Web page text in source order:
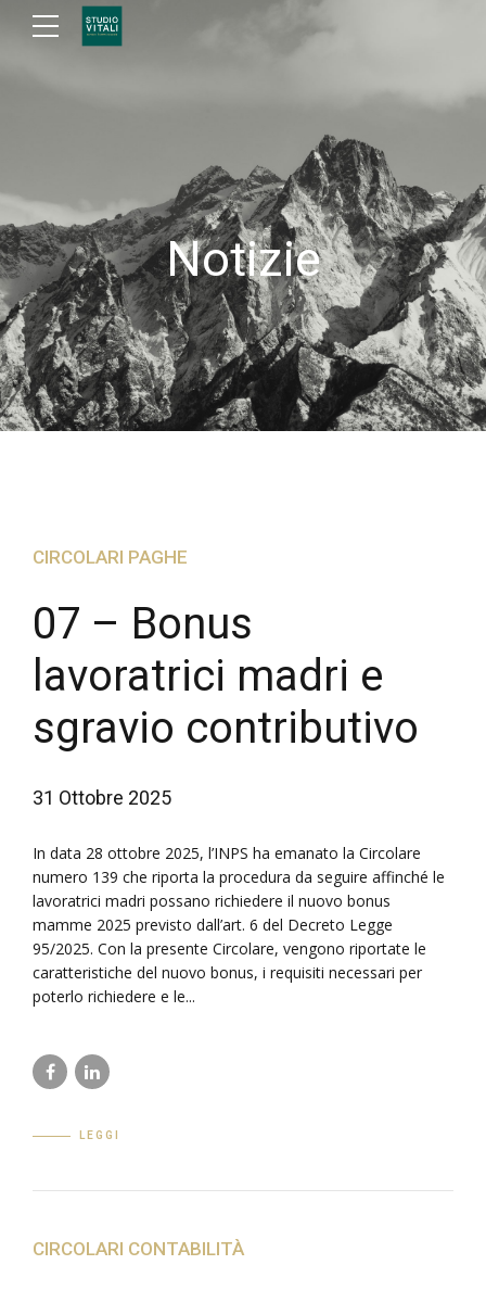
Notizie
CIRCOLARI PAGHE
07 – Bonus
lavoratrici madri e
sgravio contributivo
31 Ottobre 2025
In data 28 ottobre 2025, l’INPS ha emanato la Circolare
numero 139 che riporta la procedura da seguire affinché le
lavoratrici madri possano richiedere il nuovo bonus
mamme 2025 previsto dall’art. 6 del Decreto Legge
95/2025. Con la presente Circolare, vengono riportate le
caratteristiche del nuovo bonus, i requisiti necessari per
poterlo richiedere e le...
LEGGI
CIRCOLARI CONTABILITÀ